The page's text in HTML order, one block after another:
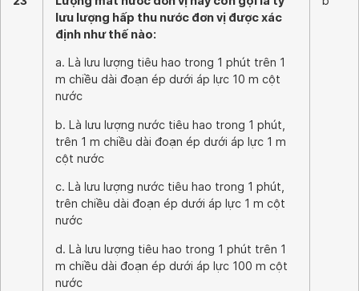
lưu lượng hấp thu nước đơn vị được xác
định như thế nào:
a. Là lưu lượng tiêu hao trong 1 phút trên 1
m chiều dài đoạn ép dưới áp lực 10 m cột
nước
b. Là lưu lượng nước tiêu hao trong 1 phút,
trên 1 m chiều dài đoạn ép dưới áp lực 1 m
cột nước
c. Là lưu lượng nước tiêu hao trong 1 phút,
trên chiều dài đoạn ép dưới áp lực 1 m cột
nước
d. Là lưu lượng tiêu hao trong 1 phút trên 1
m chiều dài đoạn ép dưới áp lực 100 m cột
nước